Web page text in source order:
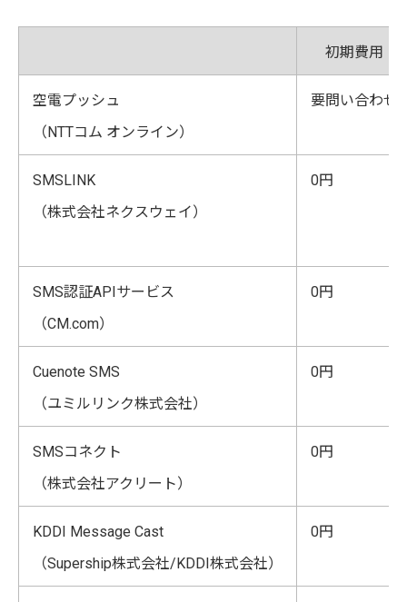
初期費用
空電プッシュ
（NTTコム オンライン）
要問い合わせ
SMSLINK
（株式会社ネクスウェイ）
0円
SMS認証APIサービス
（CM.com）
0円
Cuenote SMS
（ユミルリンク株式会社）
0円
SMSコネクト
（株式会社アクリート）
0円
KDDI Message Cast
（Supership株式会社/KDDI株式会社）
0円